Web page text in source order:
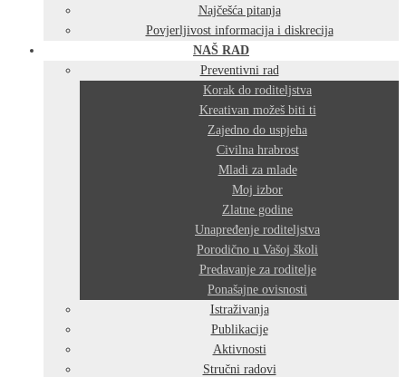
Najčešća pitanja
Povjerljivost informacija i diskrecija
NAŠ RAD
Preventivni rad
Korak do roditeljstva
Kreativan možeš biti ti
Zajedno do uspjeha
Civilna hrabrost
Mladi za mlade
Moj izbor
Zlatne godine
Unapređenje roditeljstva
Porodično u Vašoj školi
Predavanje za roditelje
Ponašajne ovisnosti
Istraživanja
Publikacije
Aktivnosti
Stručni radovi